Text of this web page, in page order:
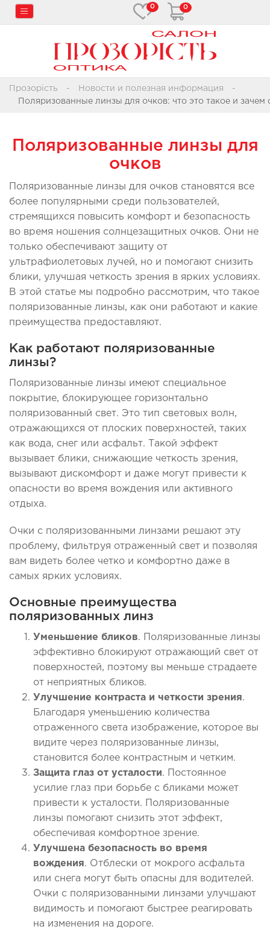
0 0
Прозорість
Новости и полезная информация
Поляризованные линзы для очков: что это такое и
Поляризованные линзы для
очков
Поляризованные линзы для очков становятся все
более популярными среди пользователей,
стремящихся повысить комфорт и безопасность
во время ношения солнцезащитных очков. Они не
только обеспечивают защиту от
ультрафиолетовых лучей, но и помогают снизить
блики, улучшая четкость зрения в ярких условиях.
В этой статье мы подробно рассмотрим, что такое
поляризованные линзы, как они работают и какие
преимущества предоставляют.
Как работают поляризованные
линзы?
Поляризованные линзы имеют специальное
покрытие, блокирующее горизонтально
поляризованный свет. Это тип световых волн,
отражающихся от плоских поверхностей, таких
как вода, снег или асфальт. Такой эффект
вызывает блики, снижающие четкость зрения,
вызывают дискомфорт и даже могут привести к
опасности во время вождения или активного
отдыха.
Очки с поляризованными линзами решают эту
проблему, фильтруя отраженный свет и позволяя
вам видеть более четко и комфортно даже в
самых ярких условиях.
Основные преимущества
поляризованных линз
Уменьшение бликов. Поляризованные линзы
эффективно блокируют отражающий свет от
поверхностей, поэтому вы меньше страдаете
от неприятных бликов.
Улучшение контраста и четкости зрения.
Благодаря уменьшению количества
отраженного света изображение, которое вы
видите через поляризованные линзы,
становится более контрастным и четким.
Защита глаз от усталости. Постоянное
усилие глаз при борьбе с бликами может
привести к усталости. Поляризованные
линзы помогают снизить этот эффект,
обеспечивая комфортное зрение.
Улучшена безопасность во время
вождения. Отблески от мокрого асфальта
или снега могут быть опасны для водителей.
Очки с поляризованными линзами улучшают
видимость и помогают быстрее реагировать
на изменения на дороге.